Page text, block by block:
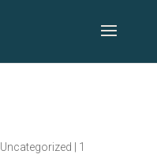
Uncategorized
1